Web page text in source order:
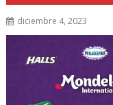
diciembre 4, 2023